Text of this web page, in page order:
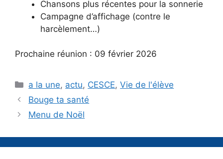
Chansons plus récentes pour la sonnerie
Campagne d’affichage (contre le
harcèlement…)
Prochaine réunion : 09 février 2026
Catégories
a la une, actu, CESCE,Vie de l'élève
Bouge ta santé
Menu de Noël